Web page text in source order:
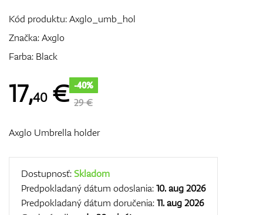
Darčekové poukážky
Kód produktu:Axglo_umb_hol
Značka:Axglo
Farba: Black
17,40€ -40%
29 €
Axglo Umbrella holder
Dostupnosť:Skladom
Predpokladaný dátum odoslania:10. aug 2026
Predpokladaný dátum doručenia:11. aug 2026